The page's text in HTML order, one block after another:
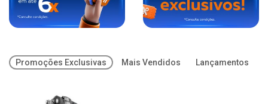
Promoções Exclusivas Mais Vendidos Lançamentos